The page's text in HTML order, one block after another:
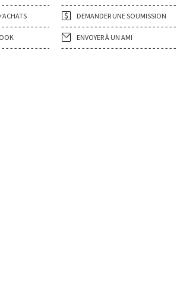
DEMANDER UNE SOUMISSION
ENVOYER À UN AMI